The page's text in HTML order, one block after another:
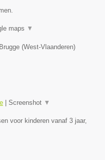
maps ▼
Brugge (West-Vlaanderen)
Screenshot ▼
voor kinderen vanaf 3 jaar,